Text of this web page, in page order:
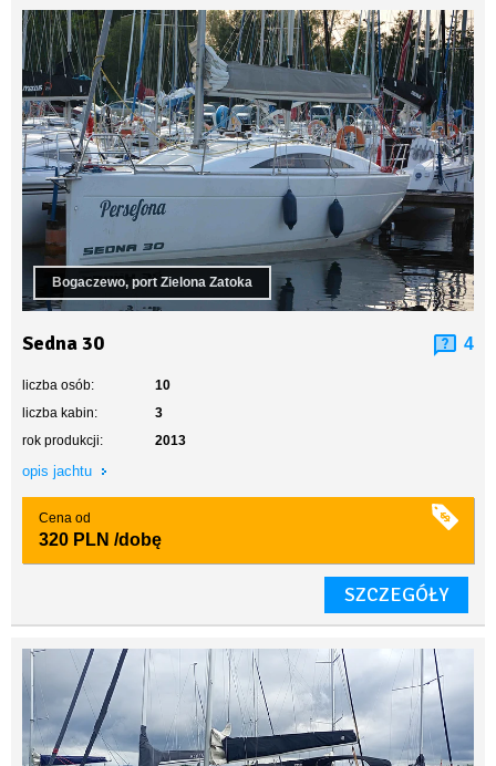
Bogaczewo, port Zielona Zatoka
Sedna 30 4
liczba osób:
10
liczba kabin:
3
rok produkcji:
2013
opis jachtu
Cena od
320 PLN /dobę
SZCZEGÓŁY